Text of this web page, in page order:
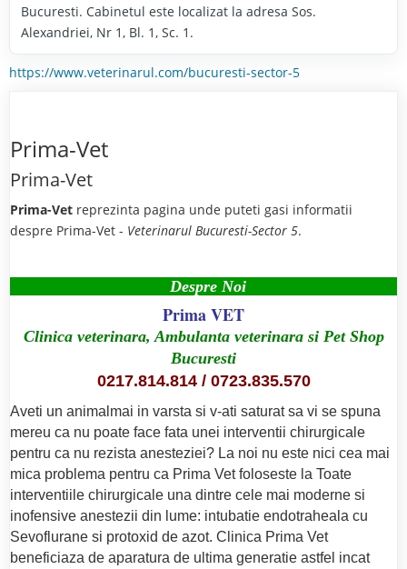
Bucuresti. Cabinetul este localizat la adresa Sos.
Alexandriei, Nr 1, Bl. 1, Sc. 1.
https://www.veterinarul.com/bucuresti-sector-5
Prima-Vet
Prima-Vet
Prima-Vet reprezinta pagina unde puteti gasi informatii
despre Prima-Vet - Veterinarul Bucuresti-Sector 5.
Despre Noi
Prima VET
Clinica veterinara, Ambulanta veterinara si Pet Shop
Bucuresti
0217.814.814/ 0723.835.570
Aveti un animalmai in varsta si v-ati saturat sa vi se spuna
mereu ca nu poate face fata unei interventii chirurgicale
pentru ca nu rezista anesteziei? La noi nu este nici cea mai
mica problema pentru ca Prima Vet foloseste la Toate
interventiile chirurgicale una dintre cele mai moderne si
inofensive anestezii din lume: intubatie endotraheala cu
Sevoflurane si protoxid de azot. Clinica Prima Vet
beneficiaza de aparatura de ultima generatie astfel incat